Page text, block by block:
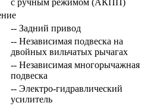
-- Задний привод
-- Независимая подвеска на
двойных вильчатых рычагах
-- Независимая многорычажная
подвеска
-- Электро-гидравлический
усилитель